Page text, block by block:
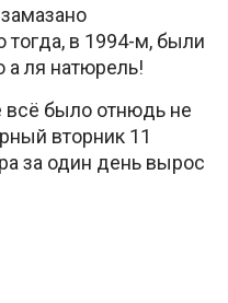
тогда, в 1994-м, были
а ля натюрель!
всё было отнюдь не
вторник 11
за один день вырос